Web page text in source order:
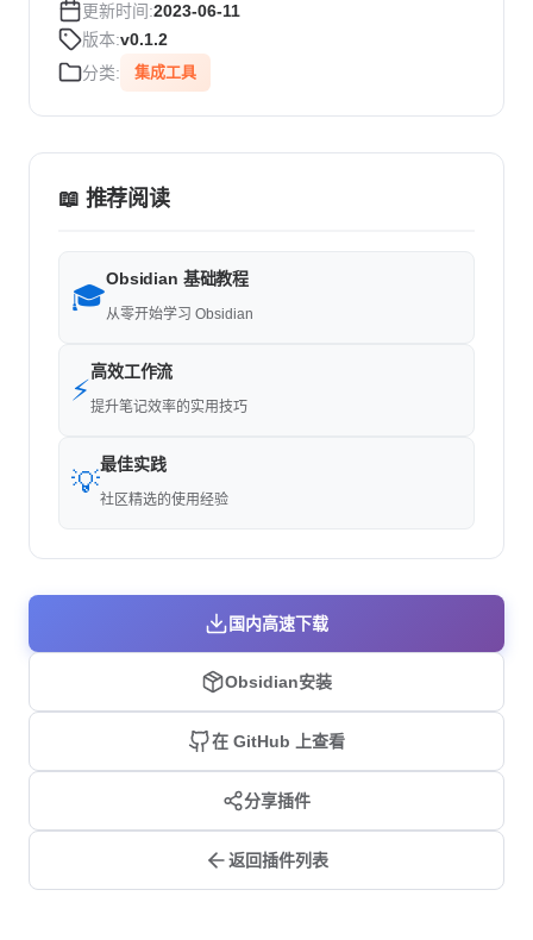
更新时间:2023-06-11
版本:v0.1.2
分类:
集成工具
📖 推荐阅读
🎓
Obsidian 基础教程
从零开始学习 Obsidian
⚡
高效工作流
提升笔记效率的实用技巧
💡
最佳实践
社区精选的使用经验
国内高速下载
Obsidian安装
在 GitHub 上查看
分享插件
返回插件列表